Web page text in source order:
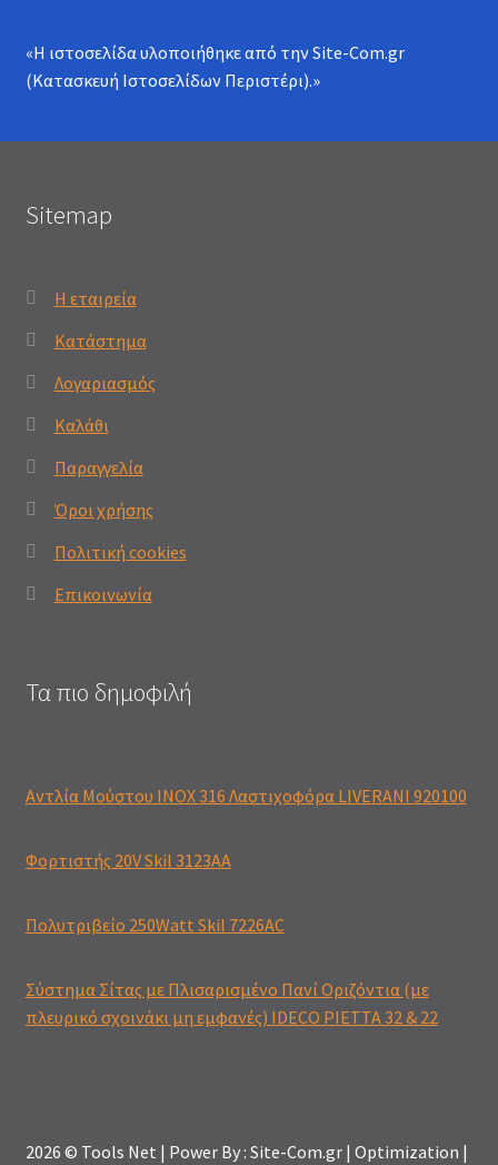
«Η ιστοσελίδα υλοποιήθηκε από τηνSite-Com.gr
(Κατασκευή Ιστοσελίδων Περιστέρι).»
Sitemap
Η εταιρεία
Κατάστημα
Λογαριασμός
Καλάθι
Παραγγελία
Όροι χρήσης
Πολιτική cookies
Επικοινωνία
Τα πιο δημοφιλή
Αντλία Μούστου INOX 316 Λαστιχοφόρα LIVERANI 920100
Φορτιστής 20V Skil 3123AA
Πολυτριβείο 250Watt Skil 7226AC
Σύστημα Σίτας με Πλισαρισμένο Πανί Οριζόντια (με
πλευρικό σχοινάκι μη εμφανές) IDECO PIETTA 32 & 22
2026 © Tools Net | Power By : Site-Com.gr | Optimization |